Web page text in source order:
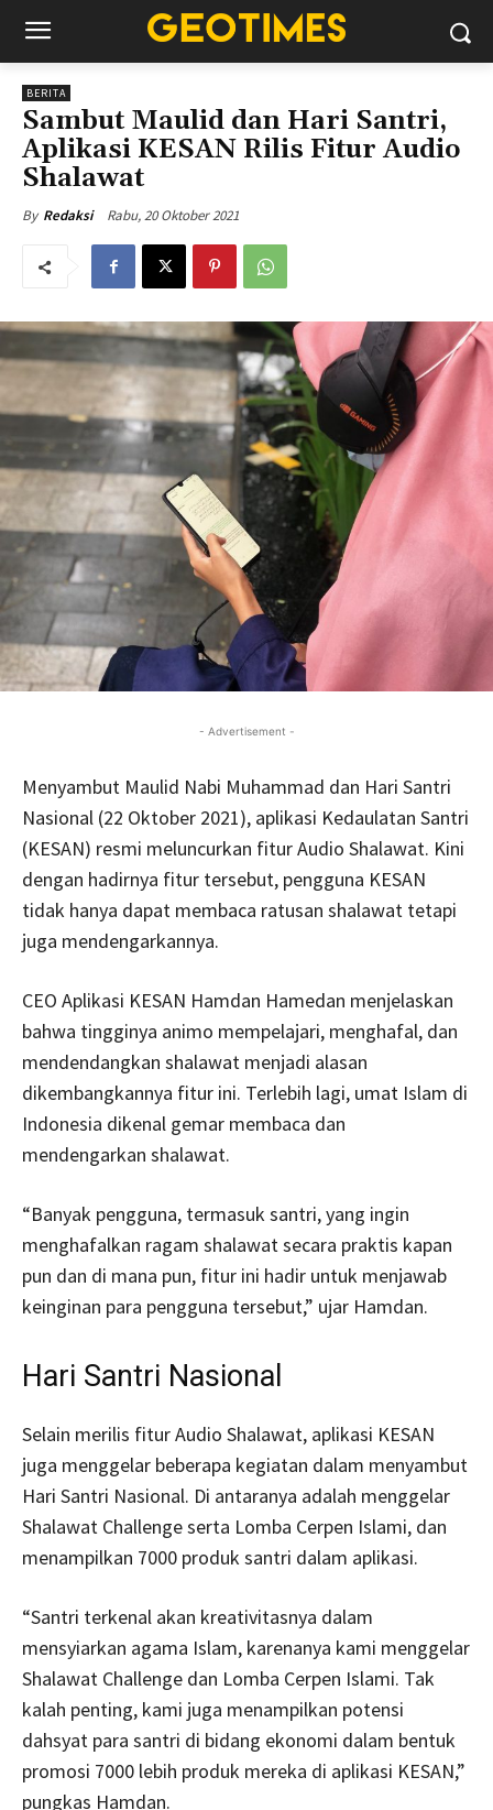
BERITA
Sambut Maulid dan Hari Santri,
Aplikasi KESAN Rilis Fitur Audio
Shalawat
By Redaksi Rabu, 20 Oktober 2021
- Advertisement -
Menyambut Maulid Nabi Muhammad dan Hari Santri
Nasional (22 Oktober 2021), aplikasi Kedaulatan Santri
(KESAN) resmi meluncurkan fitur Audio Shalawat. Kini
dengan hadirnya fitur tersebut, pengguna KESAN
tidak hanya dapat membaca ratusan shalawat tetapi
juga mendengarkannya.
CEO Aplikasi KESAN Hamdan Hamedan menjelaskan
bahwa tingginya animo mempelajari, menghafal, dan
mendendangkan shalawat menjadi alasan
dikembangkannya fitur ini. Terlebih lagi, umat Islam di
Indonesia dikenal gemar membaca dan
mendengarkan shalawat.
“Banyak pengguna, termasuk santri, yang ingin
menghafalkan ragam shalawat secara praktis kapan
pun dan di mana pun, fitur ini hadir untuk menjawab
keinginan para pengguna tersebut,” ujar Hamdan.
Hari Santri Nasional
Selain merilis fitur Audio Shalawat, aplikasi KESAN
juga menggelar beberapa kegiatan dalam menyambut
Hari Santri Nasional. Di antaranya adalah menggelar
Shalawat Challenge serta Lomba Cerpen Islami, dan
menampilkan 7000 produk santri dalam aplikasi.
“Santri terkenal akan kreativitasnya dalam
mensyiarkan agama Islam, karenanya kami menggelar
Shalawat Challenge dan Lomba Cerpen Islami. Tak
kalah penting, kami juga menampilkan potensi
dahsyat para santri di bidang ekonomi dalam bentuk
promosi 7000 lebih produk mereka di aplikasi KESAN,”
pungkas Hamdan.